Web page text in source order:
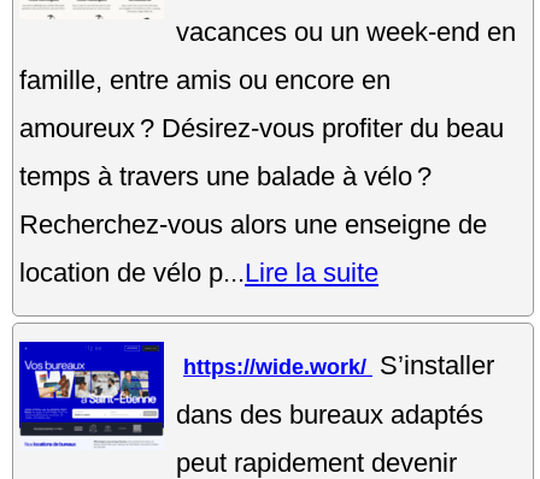
vacances ou un week-end en
famille, entre amis ou encore en
amoureux ? Désirez-vous profiter du beau
temps à travers une balade à vélo ?
Recherchez-vous alors une enseigne de
location de vélo p...Lire la suite
https://wide.work/ S’installer
dans des bureaux adaptés
peut rapidement devenir